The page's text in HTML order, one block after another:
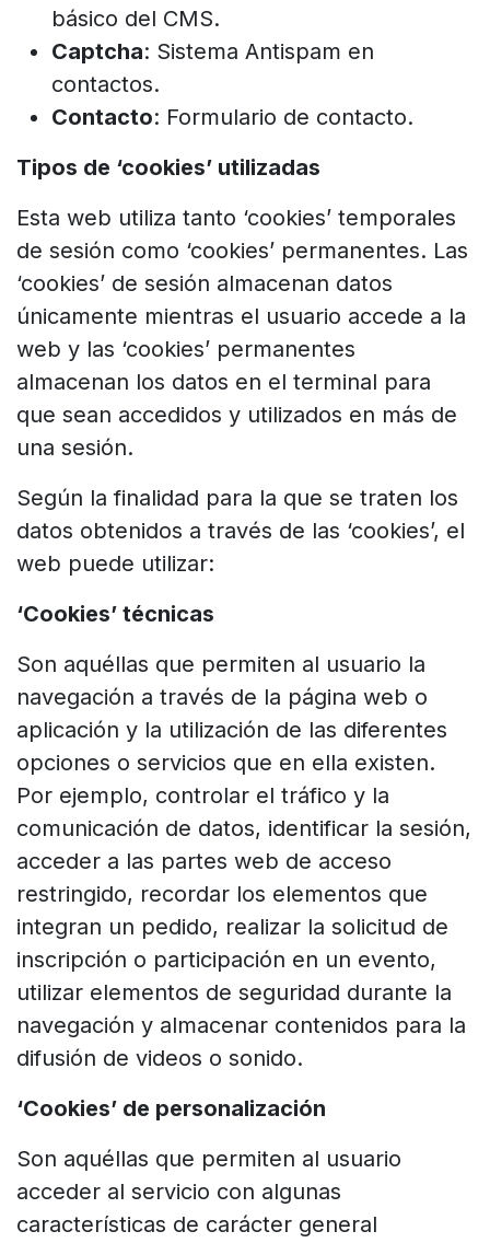
básico del CMS.
Captcha: Sistema Antispam en
contactos.
Contacto: Formulario de contacto.
Tipos de ‘cookies’ utilizadas
Esta web utiliza tanto ‘cookies’ temporales
de sesión como ‘cookies’ permanentes. Las
‘cookies’ de sesión almacenan datos
únicamente mientras el usuario accede a la
web y las ‘cookies’ permanentes
almacenan los datos en el terminal para
que sean accedidos y utilizados en más de
una sesión.
Según la finalidad para la que se traten los
datos obtenidos a través de las ‘cookies’, el
web puede utilizar:
‘Cookies’ técnicas
Son aquéllas que permiten al usuario la
navegación a través de la página web o
aplicación y la utilización de las diferentes
opciones o servicios que en ella existen.
Por ejemplo, controlar el tráfico y la
comunicación de datos, identificar la sesión,
acceder a las partes web de acceso
restringido, recordar los elementos que
integran un pedido, realizar la solicitud de
inscripción o participación en un evento,
utilizar elementos de seguridad durante la
navegación y almacenar contenidos para la
difusión de videos o sonido.
‘Cookies’ de personalización
Son aquéllas que permiten al usuario
acceder al servicio con algunas
características de carácter general